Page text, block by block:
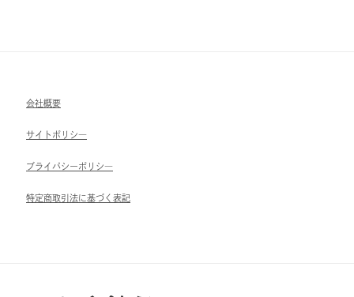
会社概要
サイトポリシ―
ブライパシーポリシ―
特定商取引法に基づく表記